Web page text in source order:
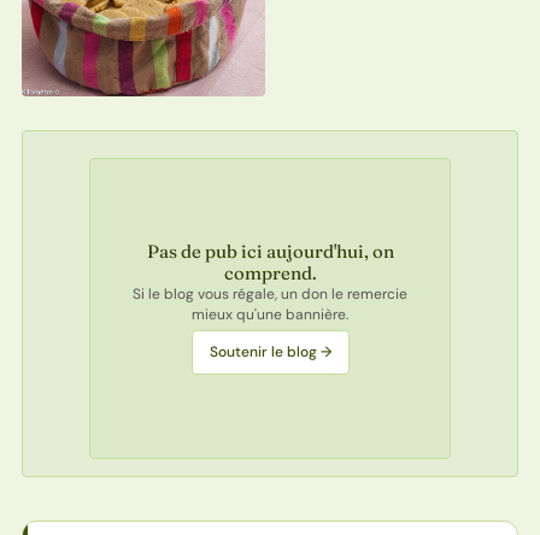
Pas de pub ici aujourd'hui, on
comprend.
Si le blog vous régale, un don le remercie
mieux qu'une bannière.
Soutenir le blog →